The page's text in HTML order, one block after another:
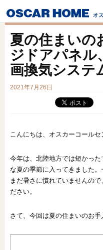
性
フォ
販
夏の住まいの
ジドアパネル
画換気システ
2021年7月26日
こんにちは、オスカーコールセ
今年は、北陸地方では短かっ
な夏の季節に入ってきました
まだ暑さに慣れていませんの
ださい。
さて、今回は夏の住まいのお手